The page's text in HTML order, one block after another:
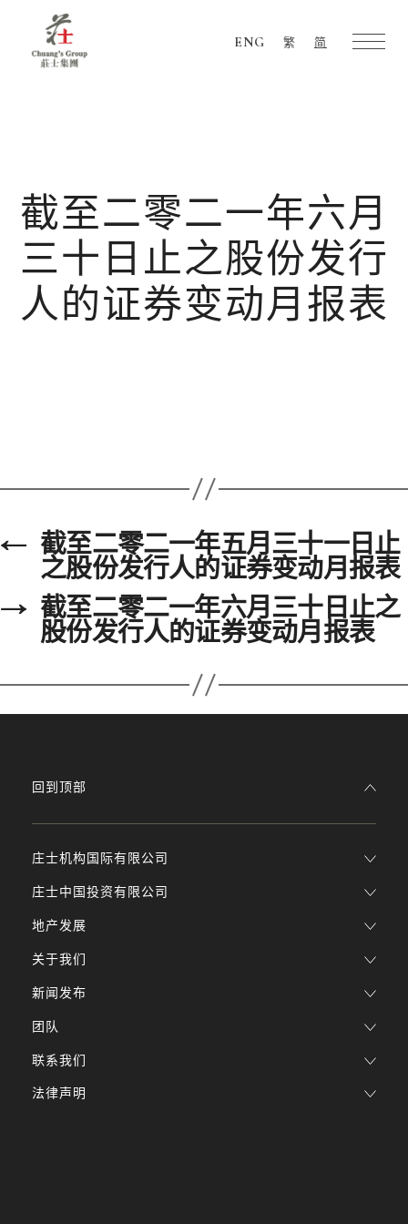
ENG 繁 简
截至二零二一年六月
三十日止之股份发行
人的证券变动月报表
← 截至二零二一年五月三十一日止
之股份发行人的证券变动月报表
→ 截至二零二一年六月三十日止之
股份发行人的证券变动月报表
庄士机构国际有限公司
庄士中国投资有限公司
地产发展
关于我们
新闻发布
团队
回到顶部
联系我们
法律声明